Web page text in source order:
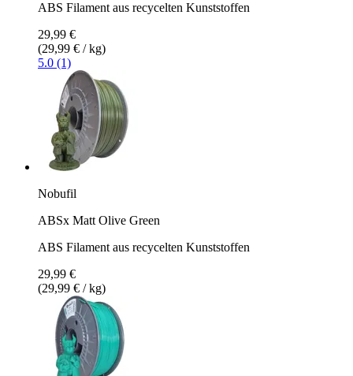
ABS Filament aus recycelten Kunststoffen
29,99 €
(29,99 € / kg)
5.0 (1)
Nobufil
ABSx Matt Olive Green
ABS Filament aus recycelten Kunststoffen
29,99 €
(29,99 € / kg)